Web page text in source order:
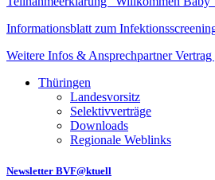
Informationsblatt zum
Weitere Infos & Ansprechpartner
Thüringen
Landesvorsitz
Selektivverträge
Downloads
Regionale Weblinks
Newsletter BVF@ktuell